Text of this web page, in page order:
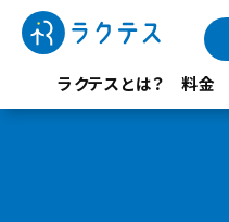
ラクテスとは？ 料金